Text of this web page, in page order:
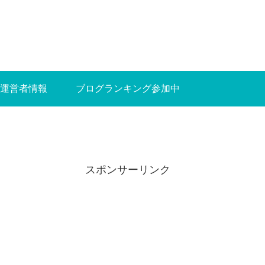
運営者情報 ブログランキング参加中
スポンサーリンク